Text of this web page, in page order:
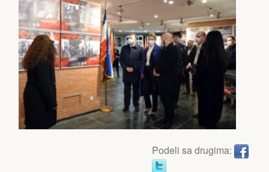
Podeli sa drugima: